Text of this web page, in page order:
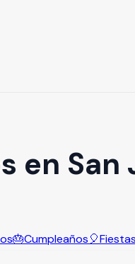
en San
🎂Cumpleaños🎈